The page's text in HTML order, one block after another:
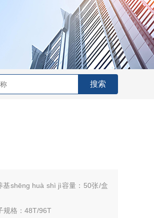
基shēng huà shì jì容量：50张/盒
规格：48T/96T